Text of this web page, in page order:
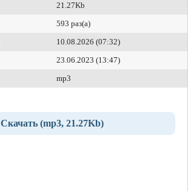
21.27Kb
593 раз(а)
10.08.2026 (07:32)
23.06.2023 (13:47)
mp3
Скачать (mp3, 21.27Kb)